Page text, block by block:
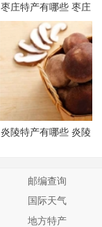
枣庄特产有哪些 枣庄
有哪些特产
炎陵特产有哪些 炎陵
邮编查询
国际天气
地方特产